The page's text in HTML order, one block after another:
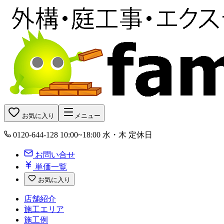
お気に入り メニュー
0120-644-128 10:00~18:00 水・木 定休日
お問い合せ
単価一覧
お気に入り
店舗紹介
施工エリア
施工例